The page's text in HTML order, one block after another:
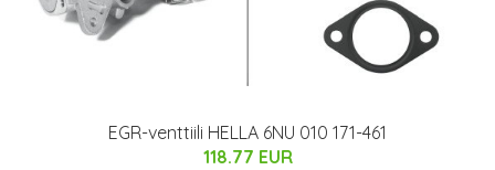
EGR-venttiili HELLA 6NU 010 171-461
118.77 EUR